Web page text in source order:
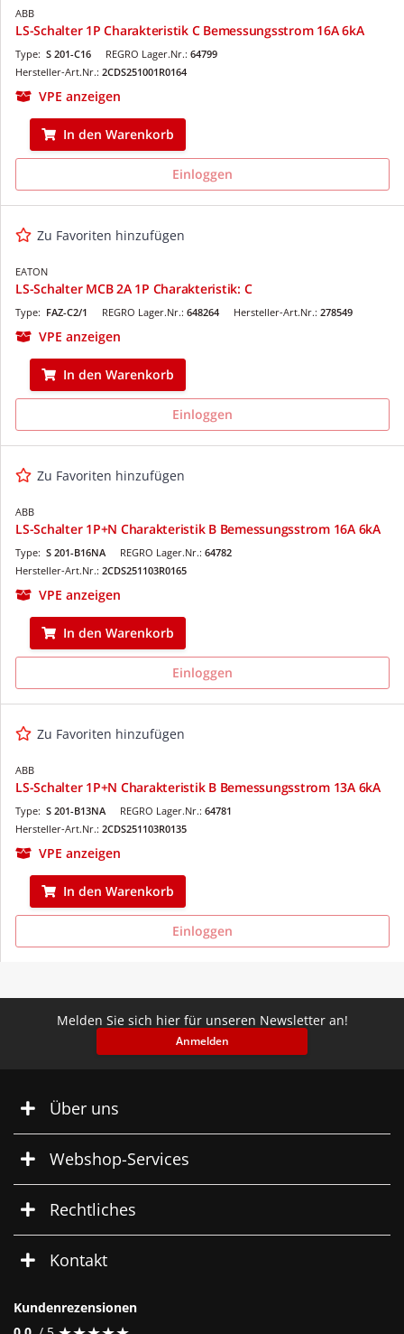
ABB
LS-Schalter 1P Charakteristik C Bemessungsstrom 16A 6kA
REGRO Lager.Nr.: 64799
Type: S 201-C16
Hersteller-Art.Nr.: 2CDS251001R0164
VPE anzeigen
In den Warenkorb
Einloggen
Zu Favoriten hinzufügen
EATON
LS-Schalter MCB 2A 1P Charakteristik: C
REGRO Lager.Nr.: 648264
Type: FAZ-C2/1 Hersteller-Art.Nr.: 278549
VPE anzeigen
In den Warenkorb
Einloggen
Zu Favoriten hinzufügen
ABB
LS-Schalter 1P+N Charakteristik B Bemessungsstrom 16A 6kA
REGRO Lager.Nr.: 64782
Type: S 201-B16NA
Hersteller-Art.Nr.: 2CDS251103R0165
VPE anzeigen
In den Warenkorb
Einloggen
Zu Favoriten hinzufügen
ABB
LS-Schalter 1P+N Charakteristik B Bemessungsstrom 13A 6kA
REGRO Lager.Nr.: 64781
Type: S 201-B13NA
Hersteller-Art.Nr.: 2CDS251103R0135
VPE anzeigen
In den Warenkorb
Einloggen
Melden Sie sich hier für unseren Newsletter an!
Anmelden
Über uns
Webshop-Services
Rechtliches
Kontakt
Kundenrezensionen
★★★★★
★★★★★